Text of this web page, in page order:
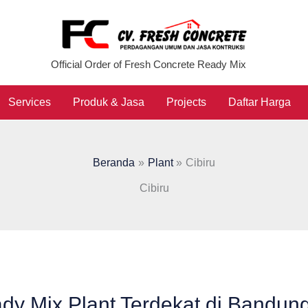
Official Order of Fresh Concrete Ready Mix
Services Produk & Jasa Projects Daftar Harga
Beranda Plant Cibiru
Cibiru